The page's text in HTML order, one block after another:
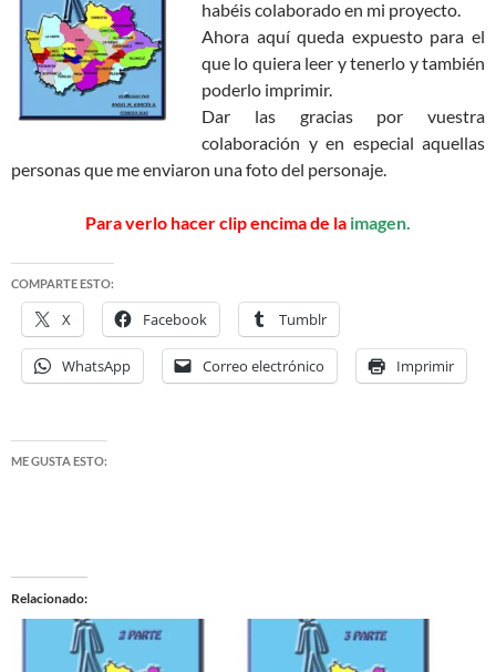
habéis colaborado en mi proyecto.
Ahora aquí queda expuesto para el
que lo quiera leer y tenerlo y también
poderlo imprimir.
Dar las gracias por vuestra
colaboración y en especial aquellas
personas que me enviaron una foto del personaje.
Para verlo hacer clip encima de la imagen.
COMPARTE ESTO:
X Facebook Tumblr
WhatsApp Correo electrónico Imprimir
ME GUSTA ESTO:
Relacionado